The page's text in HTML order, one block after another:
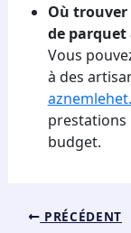
Où
de parquet
Vous
à des
prestations
budget.
PRÉCÉDENT